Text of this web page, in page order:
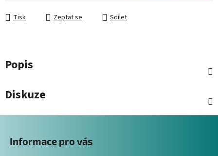
Tisk Zeptat se Sdílet
Popis
Diskuze
Informace pro vás